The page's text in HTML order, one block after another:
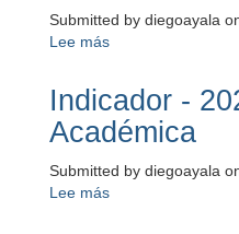
Académica
Submitted by diegoayala
Lee más
2024
-
Académica
Indicador -
Académica
Submitted by diegoayala
Lee más